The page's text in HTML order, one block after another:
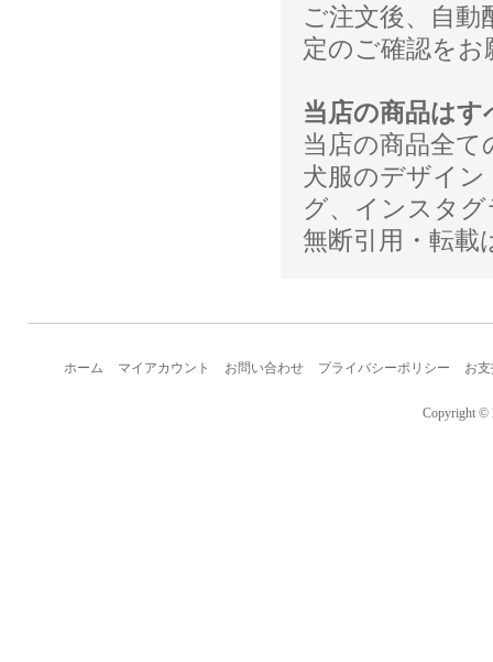
ご注文後、自
定のご確認を
当店の商品は
当店の商品全て
犬服のデザイン
グ、インスタ
無断引用・転載
ホーム マイアカウント お問い合わせ プライバシーポリシー お
Copyright ©